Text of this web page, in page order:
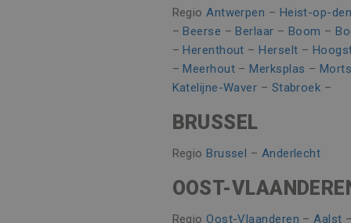
RegioAntwerpen – Heist-op-
–Beerse –Berlaar – Boom –
–Herenthout –Herselt –
–Meerhout –Merksplas –
Katelijne-Waver – Stabroek –
BRUSSEL
RegioBrussel – Anderlecht
OOST-
RegioOost-Vlaanderen –Aalst –
_gid
Google LLC
Microsoft
Corporation
.c.clarity.ms
CLID
MUID
.clarity.ms
_gcl_au
Google LLC